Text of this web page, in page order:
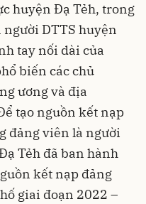
huyện Đạ Tẻh, trong
DTTS huyện
tay nối dài của
biến các chủ
ương và địa
tạo nguồn kết nạp
đảng viên là người
Tẻh đã ban hành
kết nạp đảng
giai đoạn 2022 –